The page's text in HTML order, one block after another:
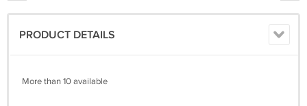
PRODUCT DETAILS
More than 10 available